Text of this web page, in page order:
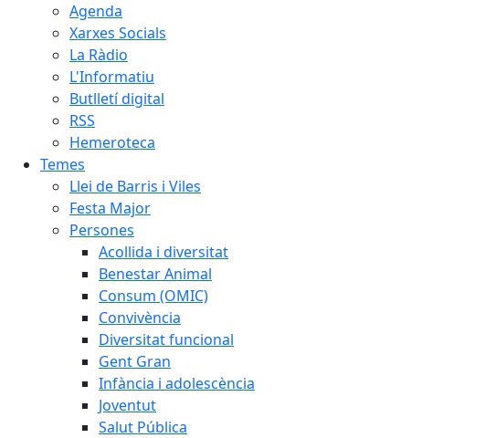
Agenda
Xarxes Socials
La Ràdio
L'Informatiu
Butlletí digital
RSS
Hemeroteca
Temes
Llei de Barris i Viles
Festa Major
Persones
Acollida i diversitat
Benestar Animal
Consum (OMIC)
Convivència
Diversitat funcional
Gent Gran
Infància i adolescència
Joventut
Salut Pública